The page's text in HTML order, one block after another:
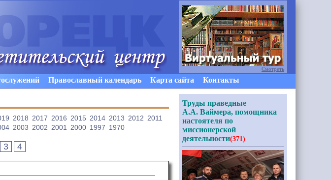
Православный календарь Карта сайта Контакты
2018 2017 2016 2015 2014 2013 2012 2011
2003 2002 2001 2000 1997 1970
3 4
Смотреть
Труды праведные
А.А. Ваймера, помощника
настоятеля по
миссионерской
деятельности(371)